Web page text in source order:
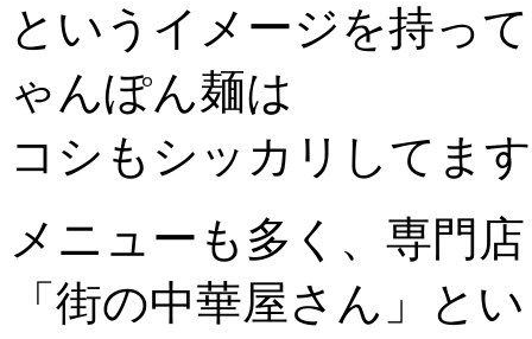
というイメージを持っ
ゃんぽん麺は
コシもシッカリしてま
メニューも多く、専門
「街の中華屋さん」と